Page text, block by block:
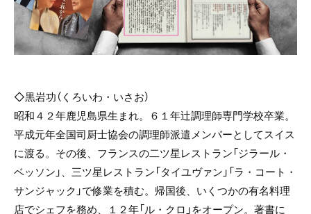
◇黒岩功（くろいわ・いさお）
昭和４２年鹿児島県生まれ。６１年辻調理師専門学校卒業。
平成元年全国司厨士協会の調理師派遣メンバーとしてスイス
に渡る。その後、フランスの二ツ星レストラン「ジラール・
ベッソン」、三ツ星レストラン「タイユヴァン」「ラ・コート・
サンジャック」で修業を積む。帰国後、いくつかの有名料理
店でシェフを務め、１２年「ル・クロ」をオープン。著書に